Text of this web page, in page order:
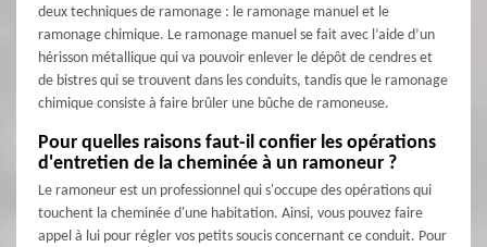
deux techniques de ramonage : le ramonage manuel et le
ramonage chimique. Le ramonage manuel se fait avec l’aide d’un
hérisson métallique qui va pouvoir enlever le dépôt de cendres et
de bistres qui se trouvent dans les conduits, tandis que le ramonage
chimique consiste à faire brûler une bûche de ramoneuse.
Pour quelles raisons faut-il confier les opérations
d'entretien de la cheminée à un ramoneur ?
Le ramoneur est un professionnel qui s'occupe des opérations qui
touchent la cheminée d'une habitation. Ainsi, vous pouvez faire
appel à lui pour régler vos petits soucis concernant ce conduit. Pour